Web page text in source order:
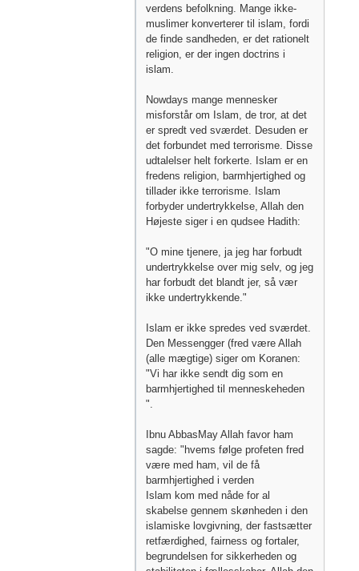
verdens befolkning. Mange ikke-
muslimer konverterer til islam, fordi
de finde sandheden, er det rationelt
religion, er der ingen doctrins i
islam.
Nowdays mange mennesker
misforstår om Islam, de tror, ​​at det
er spredt ved sværdet. Desuden er
det forbundet med terrorisme. Disse
udtalelser helt forkerte. Islam er en
fredens religion, barmhjertighed og
tillader ikke terrorisme. Islam
forbyder undertrykkelse, Allah den
Højeste siger i en qudsee Hadith:
"O mine tjenere, ja jeg har forbudt
undertrykkelse over mig selv, og jeg
har forbudt det blandt jer, så vær
ikke undertrykkende."
Islam er ikke spredes ved sværdet.
Den Messengger (fred være Allah
(alle mægtige) siger om Koranen:
"Vi har ikke sendt dig som en
barmhjertighed til menneskeheden
".
Ibnu AbbasMay Allah favor ham
sagde: "hvems følge profeten fred
være med ham, vil de få
barmhjertighed i verden
Islam kom med nåde for al
skabelse gennem skønheden i den
islamiske lovgivning, der fastsætter
retfærdighed, fairness og fortaler,
begrundelsen for sikkerheden og